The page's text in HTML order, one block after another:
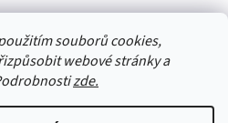
souborů cookies,
webové stránky a
zde.
Shoptet